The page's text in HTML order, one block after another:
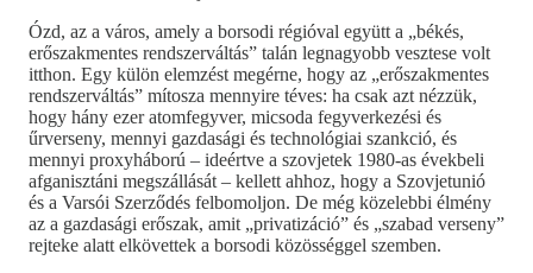
Ózd, az a város, amely a borsodi régióval együtt a „békés,
erőszakmentes rendszerváltás” talán legnagyobb vesztese volt
itthon. Egy külön elemzést megérne, hogy az „erőszakmentes
rendszerváltás” mítosza mennyire téves: ha csak azt nézzük,
hogy hány ezer atomfegyver, micsoda fegyverkezési és
űrverseny, mennyi gazdasági és technológiai szankció, és
mennyi proxyháború – ideértve a szovjetek 1980-as évekbeli
afganisztáni megszállását – kellett ahhoz, hogy a Szovjetunió
és a Varsói Szerződés felbomoljon. De még közelebbi élmény
az a gazdasági erőszak, amit „privatizáció” és „szabad verseny”
rejteke alatt elkövettek a borsodi közösséggel szemben.